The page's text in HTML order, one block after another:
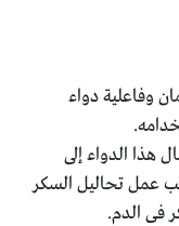
وفاعلية دواء
هذا الدواء إلى
عمل تحاليل السكر
فى الدم.